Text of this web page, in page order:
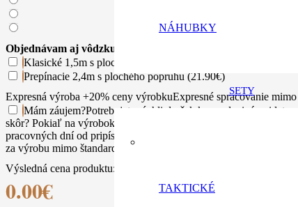
NÁHUBKY
SETY
TAKTICKÉ
Objednávam aj vôdzku k obojku
Klasické 1,5m s plochého popruhu (11.90€)
Prepínacie 2,4m s plochého popruhu (21.90€)
Expresná výroba +20% ceny výrobkuExpresné spracovanie
Mám záujem?Potrebujete rýchli darček k narodeninám, idete
skôr? Pokiaľ na výrobok nechcete dlhšie čakať, ponúkame
pracovných dní od pripísaní vašej platby na náš účet . Príplatok
za výrobu mimo štandardnej pracovnej doby, často aj cez víkendy.
Výsledná cena produktu:
0.00€